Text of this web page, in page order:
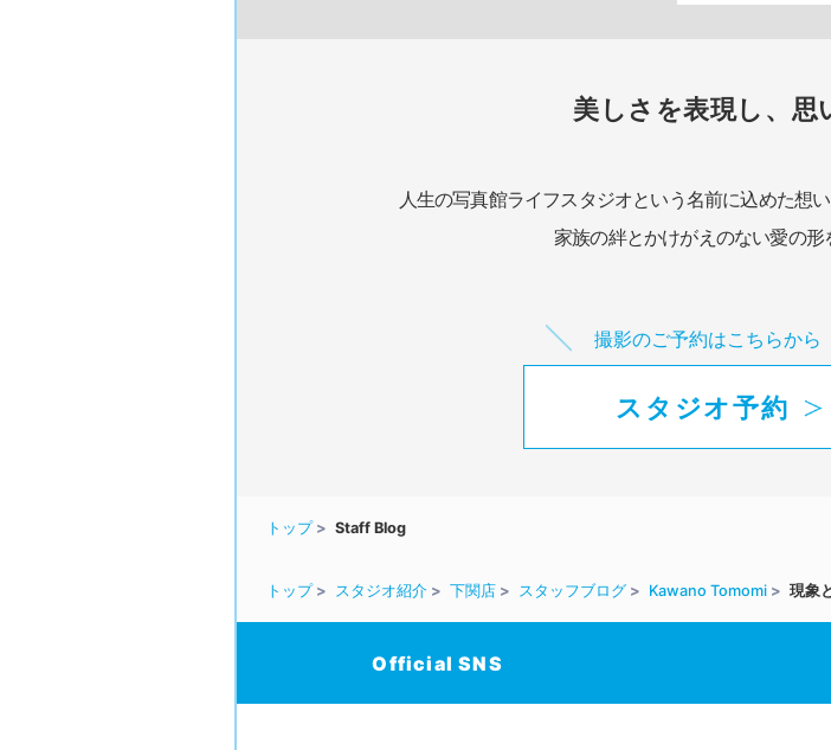
美しさを表現し、思
人生の写真館ライフスタジオという名前に込めた想い
家族の絆とかけがえのない愛の形
撮影のご予約はこちらから
スタジオ予約
トップ Staff Blog
トップ スタジオ紹介 下関店 スタッフブログ Kawano Tomomi 現象
Official SNS